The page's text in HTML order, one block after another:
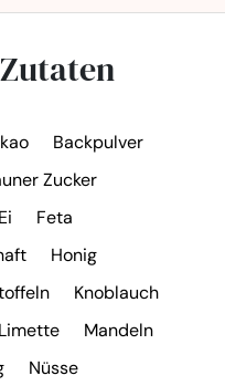
Backpulver
Zucker
Ei
Feta
Honig
Knoblauch
Limette
Mandeln
Nüsse